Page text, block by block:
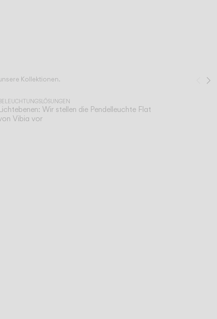
Kollektionen.
Wir stellen die Pendelleuchte Flat
Vibia vor